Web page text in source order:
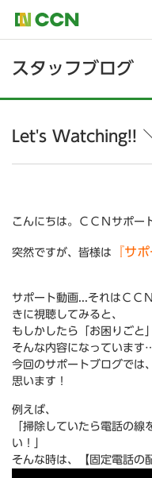
スタッフブログ
Let's Watching!!
こんにちは。ＣＣＮサポー
突然ですが、皆様は 『サ
サポート動画...それはＣＣ
きに視聴してみると、
もしかしたら「お困りごと
そんな内容になっています
今回のサポートブログでは
思います！
例えば、
「掃除していたら電話の
い！」
そんな時は、【固定電話の